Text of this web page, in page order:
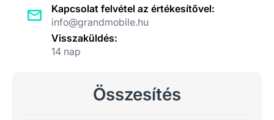
Kapcsolat felvétel az értékesítővel:
info@grandmobile.hu
Visszaküldés:
14 nap
Összesítés